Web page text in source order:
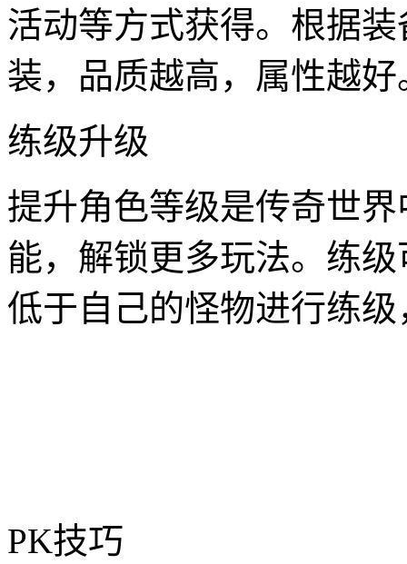
活动等方式获得。根据
装，品质越高，属性越好
练级升级
提升角色等级是传奇世
能，解锁更多玩法。练
低于自己的怪物进行练
PK技巧